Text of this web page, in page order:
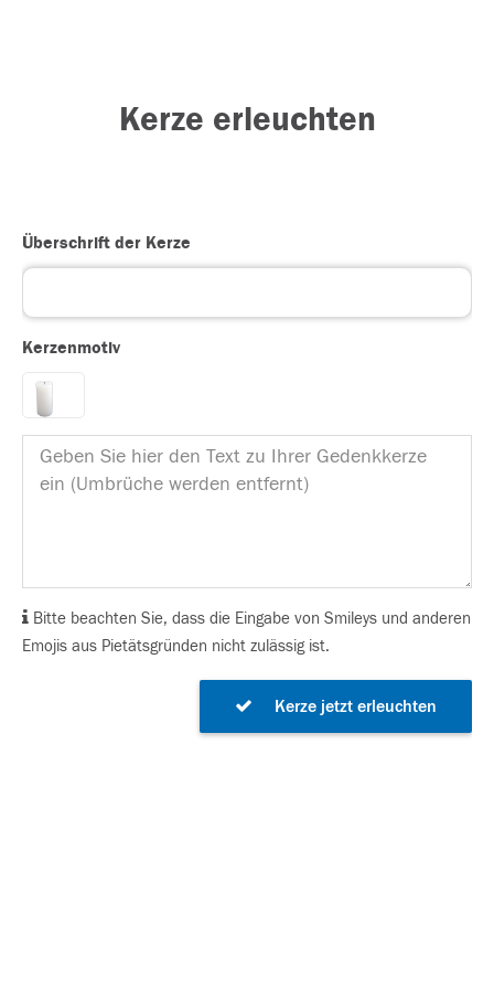
Kerze erleuchten
Überschrift der Kerze
Kerzenmotiv
Bitte beachten Sie, dass die Eingabe von Smileys und anderen
Emojis aus Pietätsgründen nicht zulässig ist.
Kerze jetzt erleuchten